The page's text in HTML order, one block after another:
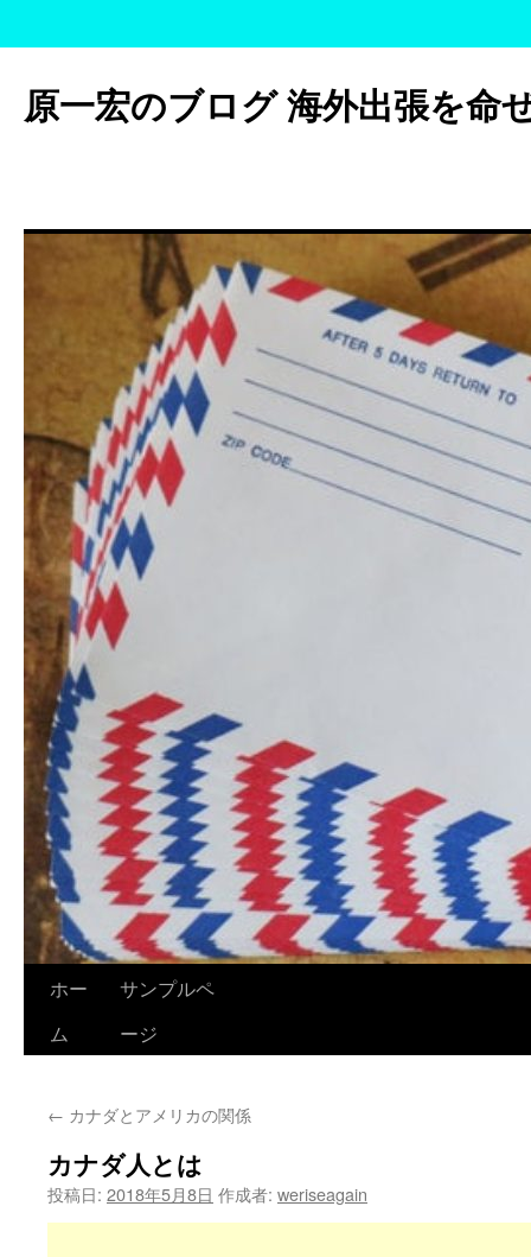
テ
ン
ッ
原一宏のブログ 海外出張を命
ホー
ム
サンプルペ
ージ
← カナダとアメリカの関係
カナダ人とは
投稿日: 2018年5月8日 作成者: weriseagain